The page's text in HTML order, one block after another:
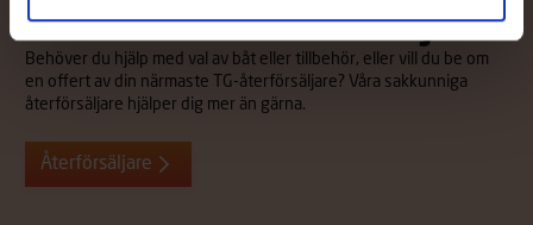
Kontakta återförsäljare
Behöver du hjälp med val av båt eller tillbehör, eller vill du be om
en offert av din närmaste TG-återförsäljare? Våra sakkunniga
återförsäljare hjälper dig mer än gärna.
Återförsäljare